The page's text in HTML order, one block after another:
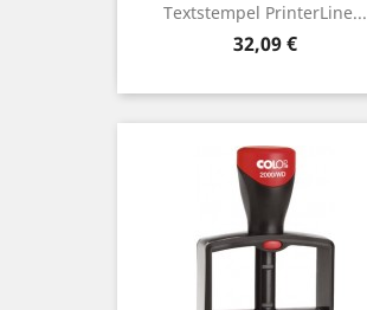
Textstempel PrinterLine...
Preis
32,09 €